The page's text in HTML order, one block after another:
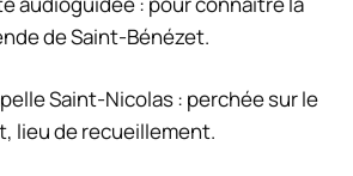
de Saint-Bénézet.
Saint-Nicolas : perchée sur le
lieu de recueillement.